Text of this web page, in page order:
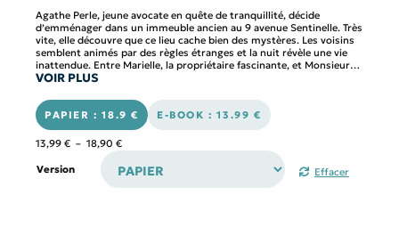
Agathe Perle, jeune avocate en quête de tranquillité, décide
d’emménager dans un immeuble ancien au 9 avenue Sentinelle. Très
vite, elle découvre que ce lieu cache bien des mystères. Les voisins
semblent animés par des règles étranges et la nuit révèle une vie
inattendue. Entre Marielle, la propriétaire fascinante, et Monsieur
Hautecour, le concierge aux allures mystérieuses, Agathe se
Qui sont vraiment ces personnes qui l’entourent ? Et pourquoi cet
endroit semble-t-il jouer avec ses sens ? Entre bruits étranges,
absences inexpliquées et personnalités déroutantes, Agathe tente
de comprendre ce qui se trame dans cette bâtisse. Mais peu à peu,
le lieu semble la captiver et l’engloutir dans ses secrets…
VOIR PLUS
PAPIER : 18.9 € E-BOOK : 13.99 €
13,99 € – 18,90 €Plage
prix :
Version Effacer